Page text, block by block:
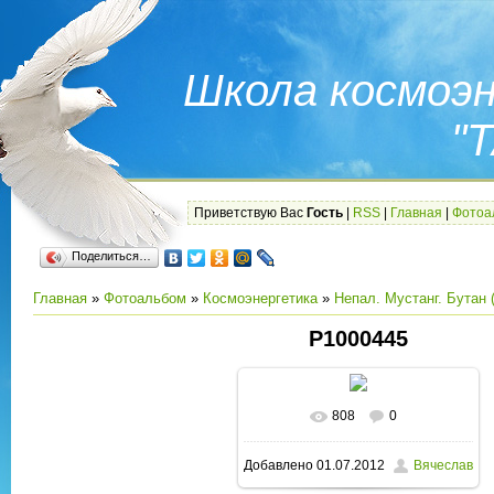
Школа
Приветствую Вас Гость RSS Главная
Поделиться…
Главная » Фотоальбом » Космоэнергетика» Непал. Мустанг.
P1000445
808 0
Добавлено 01.07.2012 Вячеслав